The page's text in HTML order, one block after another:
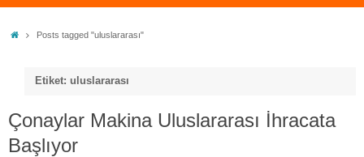
Posts tagged "uluslararası"
Etiket: uluslararası
Çonaylar Makina Uluslararası İhracata
Başlıyor